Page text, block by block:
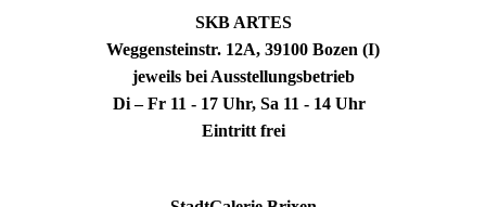
SKB ARTES
Weggensteinstr. 12A, 39100 Bozen (I)
jeweils bei Ausstellungsbetrieb
Di – Fr 11 - 17 Uhr, Sa 11 - 14 Uhr
Eintritt frei